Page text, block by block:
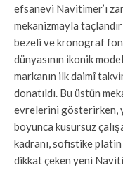
efsanevi Navitimer’ı
mekanizmayla
bezeli ve kronograf
dünyasının ikonik
markanın ilk daimî
donatıldı. Bu üstün
evrelerini gösterirken,
boyunca kusursuz
kadranı, sofistike
dikkat çeken yeni